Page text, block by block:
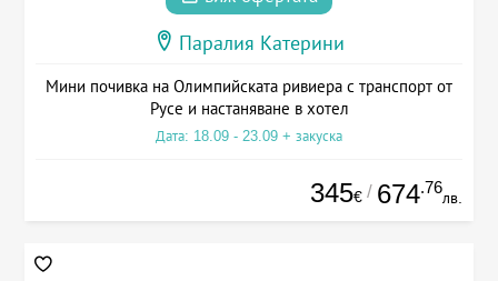
Паралия Катерини
Мини почивка на Олимпийската ривиера с транспорт от
Русе и настаняване в хотел
Дата: 18.09 - 23.09 + закуска
345€ / 674.76
лв.